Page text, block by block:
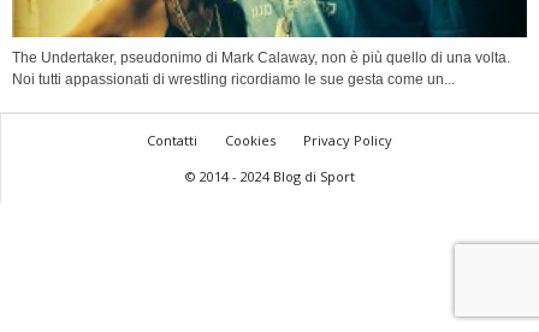
The Undertaker, pseudonimo di Mark Calaway, non è più quello di una volta.
Noi tutti appassionati di wrestling ricordiamo le sue gesta come un...
Contatti Cookies
Privacy Policy
© 2014 - 2024 Blog di Sport